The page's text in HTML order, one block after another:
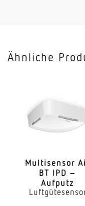
Ähnliche
Multi­sensor
BT IPD –
Aufputz